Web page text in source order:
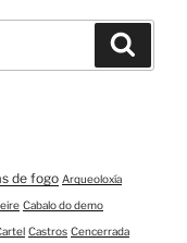
de fogo Arqueoloxía
Cabalo do demo
Castros Cencerrada